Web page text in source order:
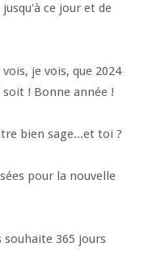
ce jour et de
je vois, que 2024
! Bonne année !
bien sage...et toi ?
pour la nouvelle
souhaite 365 jours